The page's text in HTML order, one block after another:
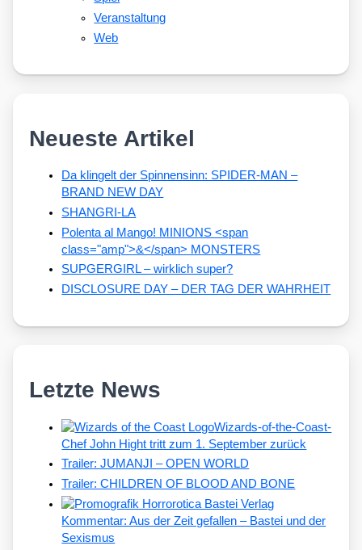
Veranstaltung
Web
Neueste Artikel
Da klingelt der Spinnensinn: SPIDER-MAN –
BRAND NEW DAY
SHANGRI-LA
Polenta al Mango! MINIONS <span
class="amp">&</span> MONSTERS
SUPGERGIRL – wirklich super?
DISCLOSURE DAY – DER TAG DER WAHRHEIT
Letzte News
Wizards-of-the-Coast-
Chef John Hight tritt zum 1. September zurück
Trailer: JUMANJI – OPEN WORLD
Trailer: CHILDREN OF BLOOD AND BONE
Kommentar: Aus der Zeit gefallen – Bastei und der
Sexismus